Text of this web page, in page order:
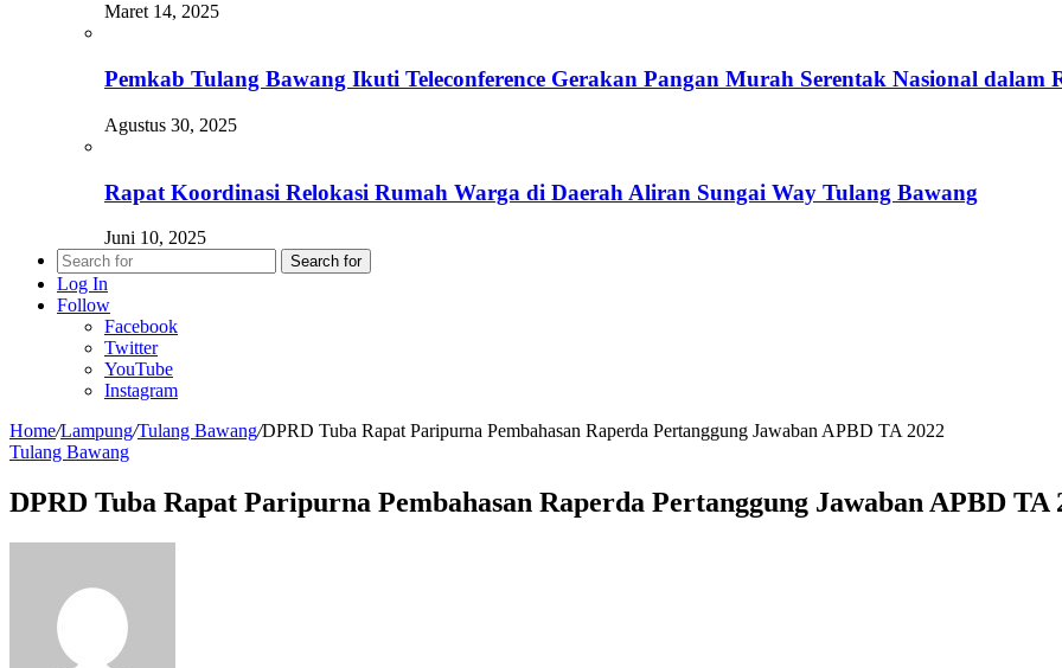
Maret 14, 2025
Pemkab Tulang Bawang Ikuti Teleconference Gerakan Pangan Murah Serentak Nasional dalam
Agustus 30, 2025
Rapat Koordinasi Relokasi Rumah Warga di Daerah Aliran Sungai Way Tulang Bawang
Juni 10, 2025
Search for
Log In
Follow
Facebook
Twitter
YouTube
Instagram
Home/Lampung/Tulang Bawang/DPRD Tuba Rapat Paripurna Pembahasan Raperda Pertanggung Jawaban APBD TA 2022
Tulang Bawang
DPRD Tuba Rapat Paripurna Pembahasan Raperda Pertanggung Jawaban APBD TA